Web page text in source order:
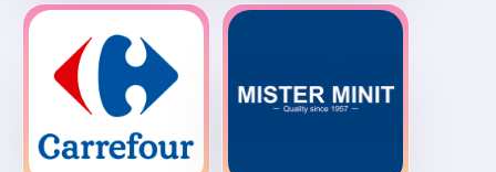
Cafetería
Rebai
Depilife